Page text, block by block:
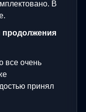
В
все очень
принял